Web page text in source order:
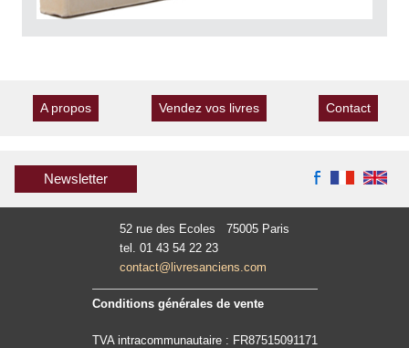
A propos Vendez vos livres Contact
Newsletter
52 rue des Ecoles 75005 Paris
tel. 01 43 54 22 23
contact@livresanciens.com
Conditions générales de vente
TVA intracommunautaire : FR87515091171